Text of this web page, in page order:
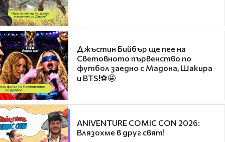
Джъстин Бийбър ще пее на
Световното първенство по
футбол заедно с Мадона, Шакира
и BTS!⚽🤩
ANIVENTURE COMIC CON 2026:
Влязохме в друг свят!